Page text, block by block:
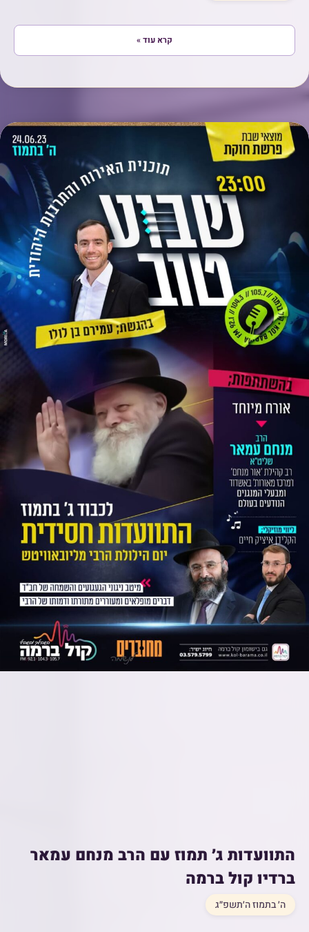
קרא עוד »
התוועדות ג׳ תמוז עם הרב מנחם עמאר
ברדיו קול ברמה
ה׳ בתמוז ה׳תשפ״ג